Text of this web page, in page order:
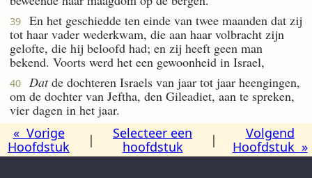
39
En het geschiedde ten einde van twee maanden dat zij
tot haar vader wederkwam, die aan haar volbracht zijn
gelofte, die hij beloofd had; en zij heeft geen man
bekend. Voorts werd het een gewoonheid in Israel,
40 Datde dochteren Israels van jaar tot jaar heengingen,
om de dochter van Jeftha, den Gileadiet, aan te spreken,
vier dagen in het jaar.
« Vorige
Hoofdstuk
|
Selecteer een
hoofdstuk
|
Volgend
Hoofdstuk »